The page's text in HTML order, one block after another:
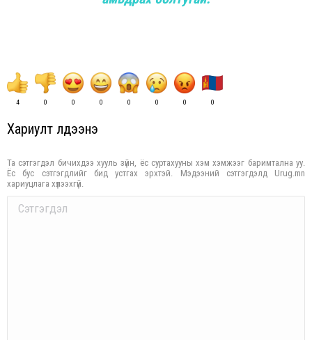
4 0 0 0 0 0 0 0
Хариулт үлдээнэ үү
Та сэтгэгдэл бичихдээ хууль зүйн, ёс суртахууны хэм хэмжээг баримтална уу.
Ёс бус сэтгэгдлийг бид устгах эрхтэй. Мэдээний сэтгэгдэлд Urug.mn
хариуцлага хүлээхгүй.
Comment